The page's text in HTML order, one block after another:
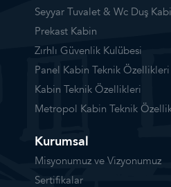
Seyyar Tuvalet & Wc Duş
Prekast Kabin
Zırhlı Güvenlik Kulübesi
Panel Kabin Teknik Özellikleri
Kabin Teknik Özellikleri
Metropol Kabin Teknik
Kurumsal
Misyonumuz ve Vizyonumuz
Sertifikalar